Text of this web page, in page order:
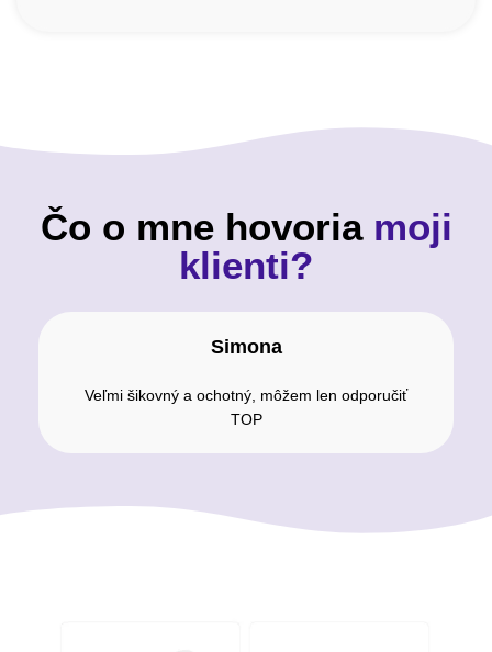
Čo o mne hovoriamoji
klienti?
Simona
Veľmi šikovný a ochotný, môžem len odporučiť
TOP